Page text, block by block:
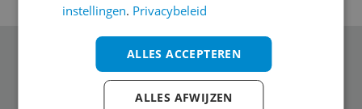
Schrijf je in voor onze nieuwsbrief
instellingen. Privacybeleid
ALLES ACCEPTEREN
ALLES AFWIJZEN